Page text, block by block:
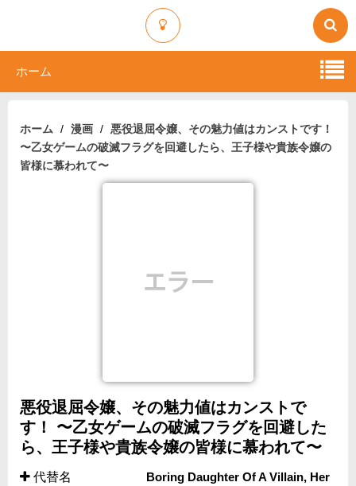
ホーム
ホーム 漫画
悪役退屈令嬢、その魅力値はカンストです！
〜乙女ゲームの破滅フラグを回避したら、王子様や貴族令嬢の
皆様に慕われて〜
悪役退屈令嬢、その魅力値はカンストで
す！ 〜乙女ゲームの破滅フラグを回避した
ら、王子様や貴族令嬢の皆様に慕われて〜
代替名
Boring Daughter Of A Villain, Her